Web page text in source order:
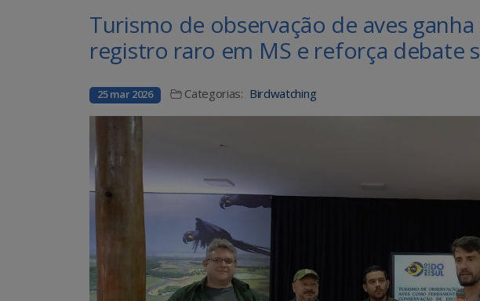
Turismo de observação de aves
registro raro em MS e reforça debate
25 mar 2026 Categorias: Birdwatching